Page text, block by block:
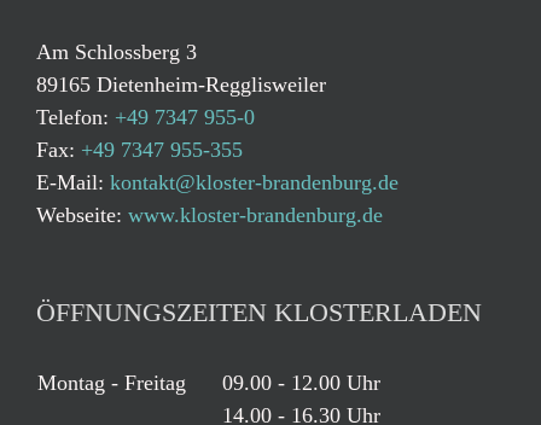
Am Schlossberg 3
89165 Dietenheim-Regglisweiler
Telefon: +49 7347 955-0
Fax: +49 7347 955-355
E-Mail: kontakt@kloster-brandenburg.de
Webseite: www.kloster-brandenburg.de
ÖFFNUNGSZEITEN KLOSTERLADEN
Montag - Freitag
09.00 - 12.00 Uhr
14.00 - 16.30 Uhr